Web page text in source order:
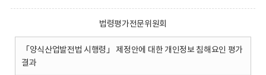
법령평가전문위원회
「양식산업발전법 시행령」 제정안에 대한 개인정보 침해요인 평가
결과